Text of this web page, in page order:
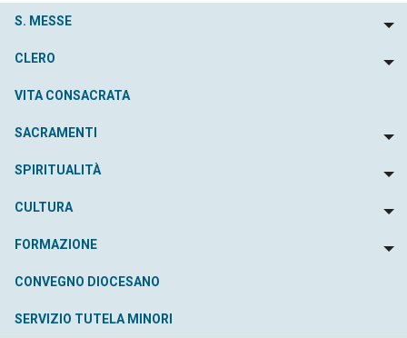
S. MESSE
CLERO
VITA CONSACRATA
SACRAMENTI
SPIRITUALITÀ
CULTURA
FORMAZIONE
CONVEGNO DIOCESANO
SERVIZIO TUTELA MINORI